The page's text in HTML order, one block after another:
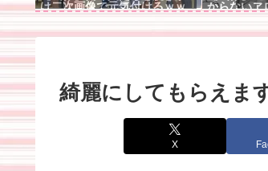
け二次画像で元気付けるｗｗ
ｗｗｗ
からないヱ
綺麗にしてもらえま
X